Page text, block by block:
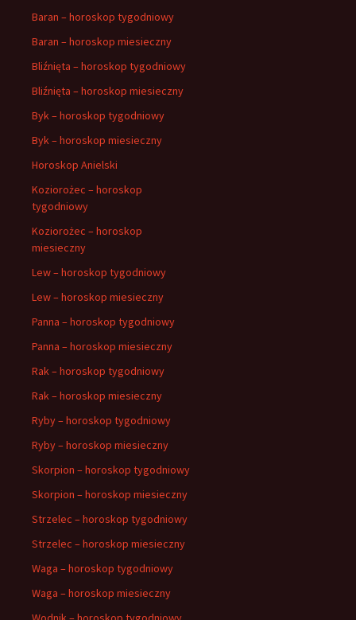
Baran – horoskop tygodniowy
Baran – horoskop miesieczny
Bliźnięta – horoskop tygodniowy
Bliźnięta – horoskop miesieczny
Byk – horoskop tygodniowy
Byk – horoskop miesieczny
Horoskop Anielski
Koziorożec – horoskop
tygodniowy
Koziorożec – horoskop
miesieczny
Lew – horoskop tygodniowy
Lew – horoskop miesieczny
Panna – horoskop tygodniowy
Panna – horoskop miesieczny
Rak – horoskop tygodniowy
Rak – horoskop miesieczny
Ryby – horoskop tygodniowy
Ryby – horoskop miesieczny
Skorpion – horoskop tygodniowy
Skorpion – horoskop miesieczny
Strzelec – horoskop tygodniowy
Strzelec – horoskop miesieczny
Waga – horoskop tygodniowy
Waga – horoskop miesieczny